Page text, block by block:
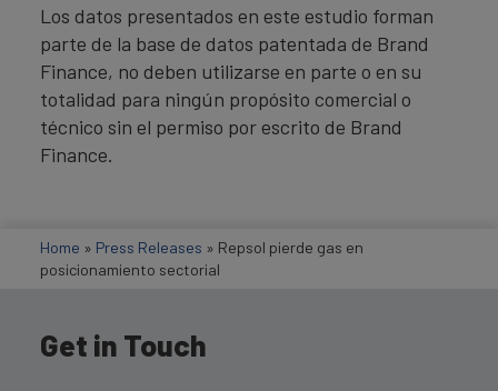
Los datos presentados en este estudio forman
parte de la base de datos patentada de Brand
Finance, no deben utilizarse en parte o en su
totalidad para ningún propósito comercial o
técnico sin el permiso por escrito de Brand
Finance.
Home » Press Releases » Repsol pierde gas en
posicionamiento sectorial
Get in Touch